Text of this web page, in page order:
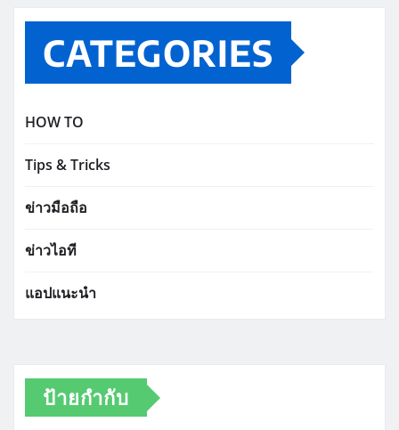
CATEGORIES
HOW TO
Tips & Tricks
ข่าวมือถือ
ข่าวไอที
แอปแนะนำ
ป้ายกำกับ